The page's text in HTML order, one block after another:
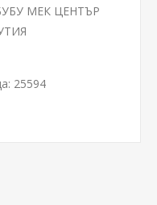
МЕК ЦЕНТЪР
25594